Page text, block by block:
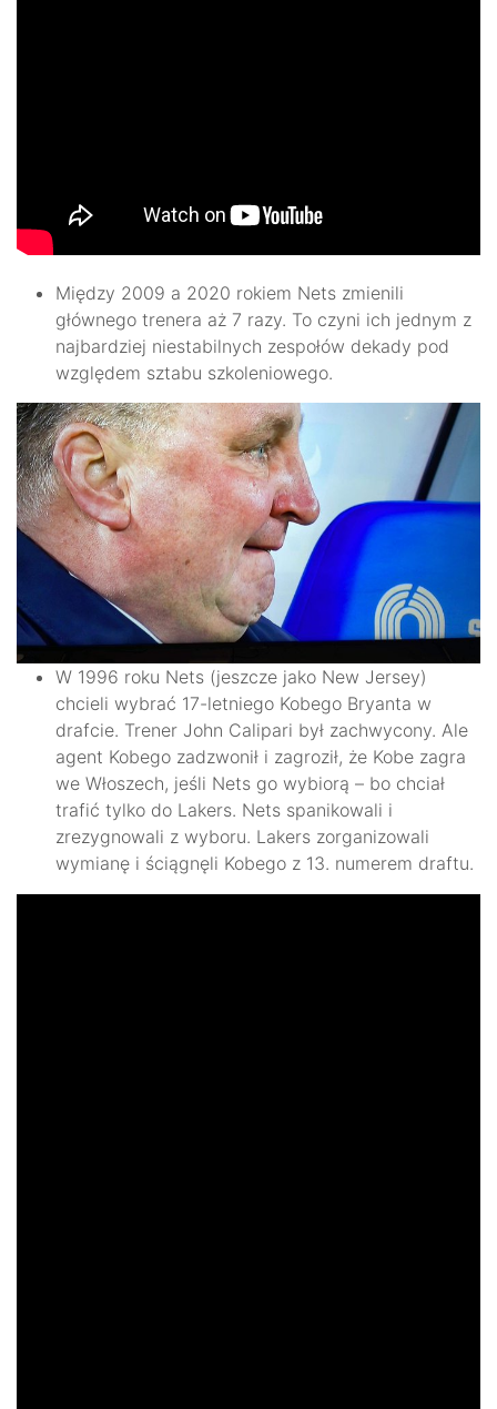
Między 2009 a 2020 rokiem Nets zmienili
głównego trenera aż 7 razy. To czyni ich jednym z
najbardziej niestabilnych zespołów dekady pod
względem sztabu szkoleniowego.
W 1996 roku Nets (jeszcze jako New Jersey)
chcieli wybrać 17-letniego Kobego Bryanta w
drafcie. Trener John Calipari był zachwycony. Ale
agent Kobego zadzwonił i zagroził, że Kobe zagra
we Włoszech, jeśli Nets go wybiorą – bo chciał
trafić tylko do Lakers. Nets spanikowali i
zrezygnowali z wyboru. Lakers zorganizowali
wymianę i ściągnęli Kobego z 13. numerem draftu.